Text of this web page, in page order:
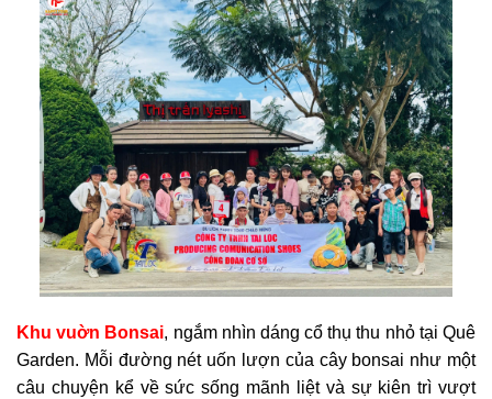
Khu vuờn Bonsai, ngắm nhìn dáng cổ thụ thu nhỏ tại Quê
Garden. Mỗi đường nét uốn lượn của cây bonsai như một
câu chuyện kể về sức sống mãnh liệt và sự kiên trì vượt